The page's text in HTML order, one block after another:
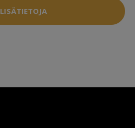
LISÄTIETOJA